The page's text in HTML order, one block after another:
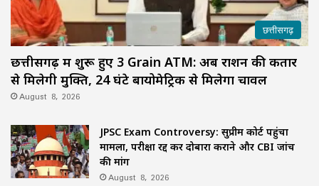
छत्तीसगढ़
छत्तीसगढ़ में शुरू हुए 3 Grain ATM: अब राशन की कतार
से मिलेगी मुक्ति, 24 घंटे बायोमेट्रिक से मिलेगा चावल
August 8, 2026
JPSC Exam Controversy: सुप्रीम कोर्ट पहुंचा
मामला, परीक्षा रद्द कर दोबारा कराने और CBI जांच
की मांग
August 8, 2026